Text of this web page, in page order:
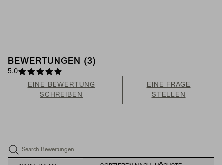
BEWERTUNGEN (3)
5.0
EINE BEWERTUNG
SCHREIBEN
EINE FRAGE
STELLEN
Search Bewertungen